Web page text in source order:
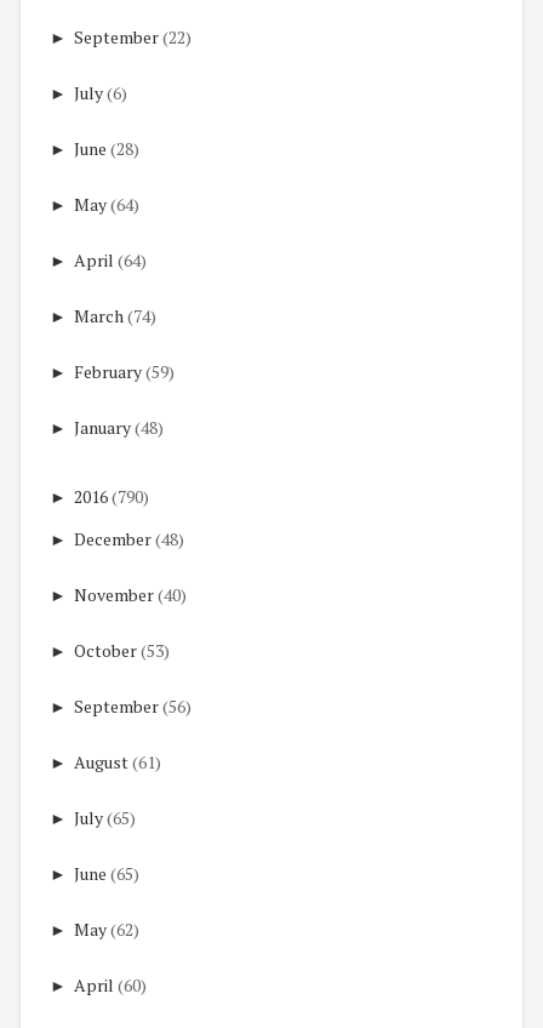
► September(22)
► July(6)
► June (28)
► May(64)
► April (64)
► March(74)
► February(59)
► January(48)
► 2016(790)
► December(48)
► November(40)
► October(53)
► September(56)
► August(61)
► July(65)
► June (65)
► May(62)
► April (60)